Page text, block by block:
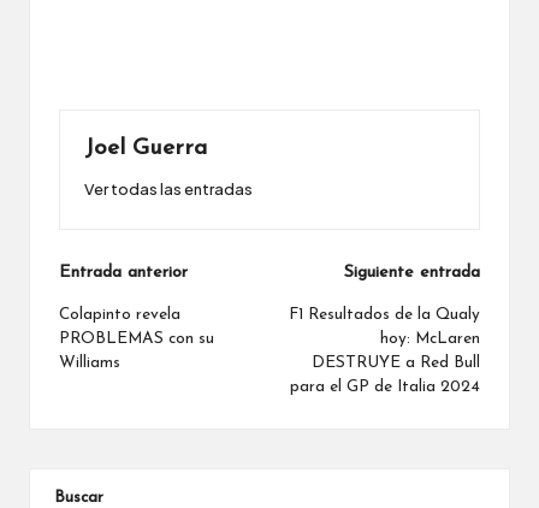
Joel Guerra
Ver todas las entradas
Navegación
de
entradas
Entrada anterior
Colapinto revela
PROBLEMAS con su
Williams
Siguiente entrada
F1 Resultados de la Qualy
hoy: McLaren
DESTRUYE a Red Bull
para el GP de Italia 2024
Buscar